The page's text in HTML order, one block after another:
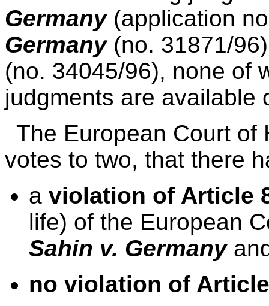
Germany (application
Germany (no. 31871/
(no. 34045/96), none of
judgments are available
The European Court of
votes to two, that there
a violation of Article
life) of the European
Sahin v. Germany
no violation of